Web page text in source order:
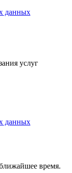
данных
услуг
данных
время.